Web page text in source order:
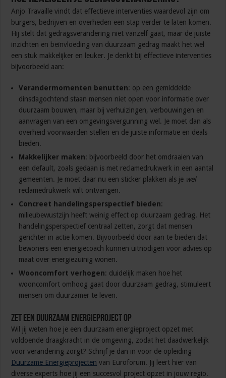
Anjo Travaille vindt dat effectieve interventies waardevol zijn om
burgers, bedrijven en overheden een stap verder te laten komen.
Hij stelt dat gedragsverandering niet vanzelf gaat, maar de juiste
inzichten en beïnvloeding van duurzaam gedrag maakt het wel
een stuk makkelijker en leuker. Je denkt bij effectieve interventies
bijvoorbeeld aan:
Verandermomenten benutten: op een gemiddelde
dinsdagochtend staan mensen niet open voor informatie over
duurzaam bouwen, maar bij verhuizingen, verbouwingen en
aanvragen van een omgevingsvergunning wel. Je moet dan als
overheid voorwaarden stellen en de juiste informatie en deals
bieden.
Makkelijker maken: bijvoorbeeld door het omdraaien van
een default, zoals gedaan is met reclamedrukwerk in een aantal
gemeenten. Je moet daar nu een sticker plakken als je wel
reclamedrukwerk wilt ontvangen.
Concreet handelingsperspectief bieden:
milieubewustzijn heeft weinig effect op duurzaam gedrag. Het
handelingsperspectief centraal zetten, zorgt dat mensen
gerichter in actie komen. Bijvoorbeeld door aan te bieden dat
bewoners een energiecoach kunnen uitnodigen voor advies op
maat over energiezuinig wonen.
Wooncomfort verhogen: duidelijk maken hoe het
wooncomfort omhoog gaat door duurzaam gedrag, stimuleert
mensen om duurzamer te leven.
Zet een duurzaam energieproject op
Wil jij weten hoe je een duurzaam energieproject opzet met
voldoende draagkracht in de omgeving, zodat het daadwerkelijk
voor verandering zorgt? Schrijf je dan in voor de opleiding
Duurzame Energieprojecten van Euroforum. Jij leert hier van
diverse experts hoe jij een succesvol project opzet in jouw regio.